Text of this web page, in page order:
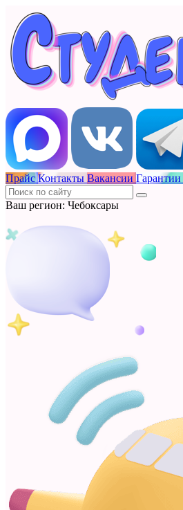
Прайс Контакты Вакансии Гарантии
Ваш регион: Чебоксары